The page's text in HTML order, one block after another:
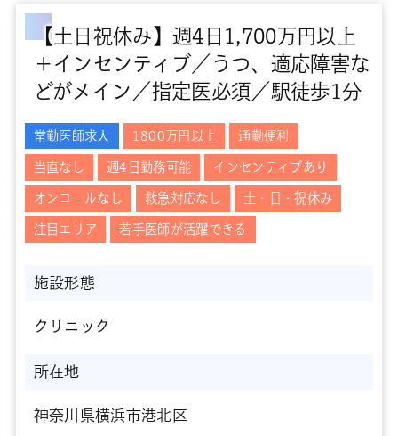
【土日祝休み】週4日1,700万円以上
＋インセンティブ／うつ、適応障害な
どがメイン／指定医必須／駅徒歩1分
常勤医師求人 1800万円以上 通勤便利
当直なし 週4日勤務可能 インセンティブあり
オンコールなし 救急対応なし 土・日・祝休み
注目エリア 若手医師が活躍できる
施設形態
クリニック
所在地
神奈川県横浜市港北区